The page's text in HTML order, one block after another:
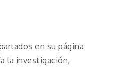
en su página
la investigación,